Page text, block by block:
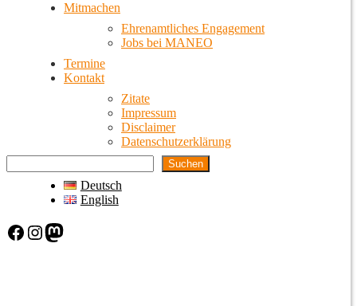
Mitmachen
Ehrenamtliches Engagement
Jobs bei MANEO
Termine
Kontakt
Zitate
Impressum
Disclaimer
Datenschutzerklärung
Suchen
Deutsch
English
Facebook Instagram Mastodon